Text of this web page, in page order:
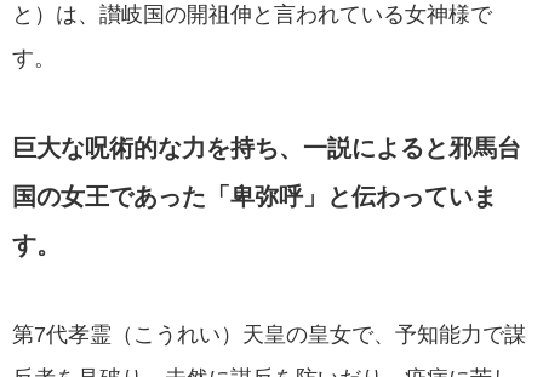
と）は、讃岐国の開祖伸と言われている女神様で
す。
巨大な呪術的な力を持ち、一説によると邪馬台
国の女王であった「卑弥呼」と伝わっていま
す。
第7代孝霊（こうれい）天皇の皇女で、予知能力で謀